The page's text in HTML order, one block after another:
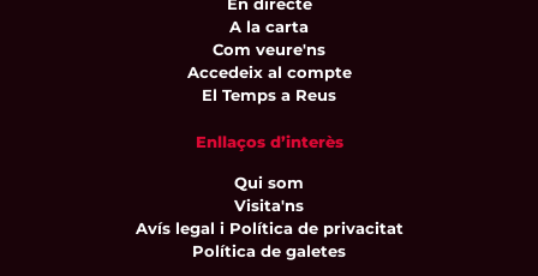
En directe
A la carta
Com veure'ns
Accedeix al compte
El Temps a Reus
Enllaços d’interès
Qui som
Visita'ns
Avís legal i Política de privacitat
Política de galetes